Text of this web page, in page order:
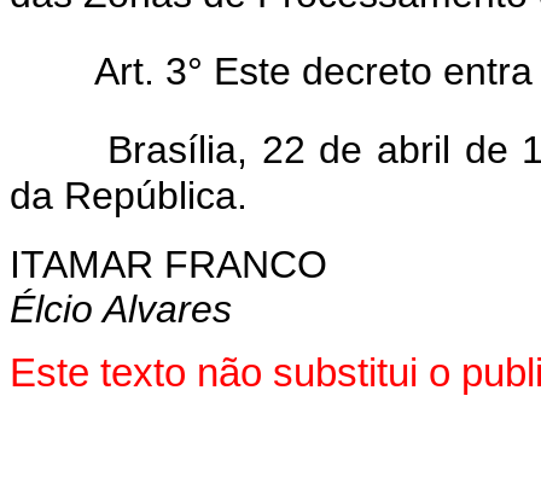
Art. 3° Este decreto
Brasília, 22 de abril de
da República.
ITAMAR FRANCO
Élcio Alvares
Este texto não substitui o